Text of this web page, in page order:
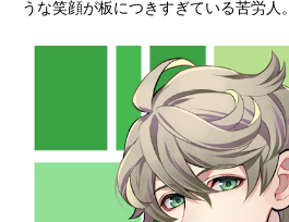
うな笑顔が板につきすぎている苦労人。